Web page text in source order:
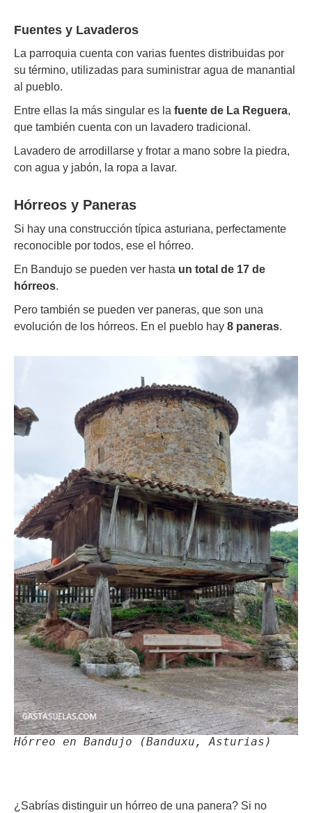
Fuentes y Lavaderos
La parroquia cuenta con varias fuentes distribuidas por
su término, utilizadas para suministrar agua de manantial
al pueblo.
Entre ellas la más singular es la fuente de La Reguera,
que también cuenta con un lavadero tradicional.
Lavadero de arrodillarse y frotar a mano sobre la piedra,
con agua y jabón, la ropa a lavar.
Hórreos y Paneras
Si hay una construcción típica asturiana, perfectamente
reconocible por todos, ese el hórreo.
En Bandujo se pueden ver hasta un total de 17 de
hórreos.
Pero también se pueden ver paneras, que son una
evolución de los hórreos. En el pueblo hay 8 paneras.
Hórreo en Bandujo (Banduxu, Asturias)
¿Sabrías distinguir un hórreo de una panera? Si no